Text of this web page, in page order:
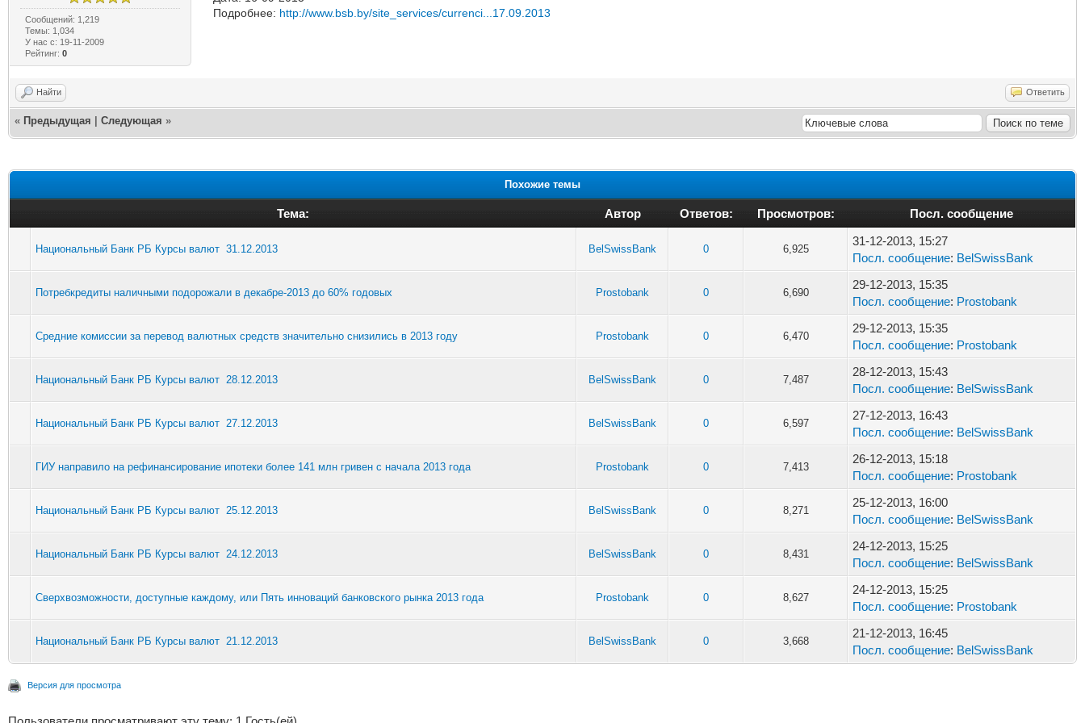
Сообщений: 1,219
Темы: 1,034
У нас с: 19-11-2009
Рейтинг:0
Подробнее: http://www.bsb.by/site_services/currenci...17.09.2013
Найти Ответить
« Предыдущая Следующая »
Похожие темы
Тема: Автор Ответов: Просмотров: Посл. сообщение
Национальный Банк РБ Курсы валют 31.12.2013 BelSwissBank 0 6,925
31-12-2013, 15:27
Посл. сообщение: BelSwissBank
Потребкредиты наличными подорожали в декабре-2013 до 60% годовых Prostobank 0 6,690
29-12-2013, 15:35
Посл. сообщение: Prostobank
Средние комиссии за перевод валютных средств значительно снизились в 2013 году Prostobank 0 6,470
29-12-2013, 15:35
Посл. сообщение: Prostobank
Национальный Банк РБ Курсы валют 28.12.2013 BelSwissBank 0 7,487
28-12-2013, 15:43
Посл. сообщение: BelSwissBank
Национальный Банк РБ Курсы валют 27.12.2013 BelSwissBank 0 6,597
27-12-2013, 16:43
Посл. сообщение: BelSwissBank
ГИУ направило на рефинансирование ипотеки более 141 млн гривен с начала 2013 года Prostobank 0 7,413
26-12-2013, 15:18
Посл. сообщение: Prostobank
Национальный Банк РБ Курсы валют 25.12.2013 BelSwissBank 0 8,271
25-12-2013, 16:00
Посл. сообщение: BelSwissBank
Национальный Банк РБ Курсы валют 24.12.2013 BelSwissBank 0 8,431
24-12-2013, 15:25
Посл. сообщение: BelSwissBank
Сверхвозможности, доступные каждому, или Пять инноваций банковского рынка 2013 года Prostobank 0 8,627
24-12-2013, 15:25
Посл. сообщение: Prostobank
Национальный Банк РБ Курсы валют 21.12.2013 BelSwissBank 0 3,668
21-12-2013, 16:45
Посл. сообщение: BelSwissBank
Версия для просмотра